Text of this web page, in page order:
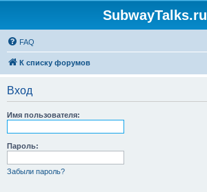
SubwayTalks.ru
FAQ
К списку форумов
Вход
Имя пользователя:
Пароль:
Забыли пароль?